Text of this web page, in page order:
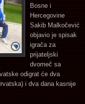
Bosne i
Hercegovine
Sakib Malkočević
objavio je spisak
igrača za
prijateljski
dvomeč sa
odigrat će dva
i dva dana kasnije